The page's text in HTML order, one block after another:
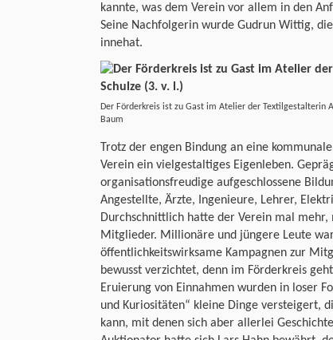
kannte, was dem Verein vor allem in den
Seine Nachfolgerin wurde Gudrun Wittig,
innehat.
Der Förderkreis ist zu Gast im Atelier der Textilgestalterin
Baum
Trotz der engen Bindung an eine
Verein ein vielgestaltiges Eigenleben.
organisationsfreudige aufgeschlossene
Angestellte, Ärzte, Ingenieure, Lehrer,
Durchschnittlich hatte der Verein mal mehr,
Mitglieder. Millionäre und jüngere Leute
öffentlichkeitswirksame Kampagnen zur
bewusst verzichtet, denn im Förderkreis
Eruierung von Einnahmen wurden in loser
und Kuriositäten“ kleine Dinge versteigert,
kann, mit denen sich aber allerlei